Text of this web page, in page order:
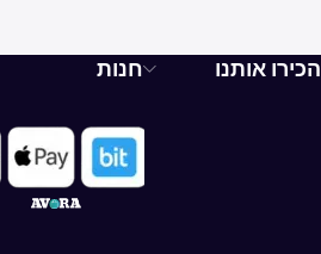
הכירו אותנו חנות